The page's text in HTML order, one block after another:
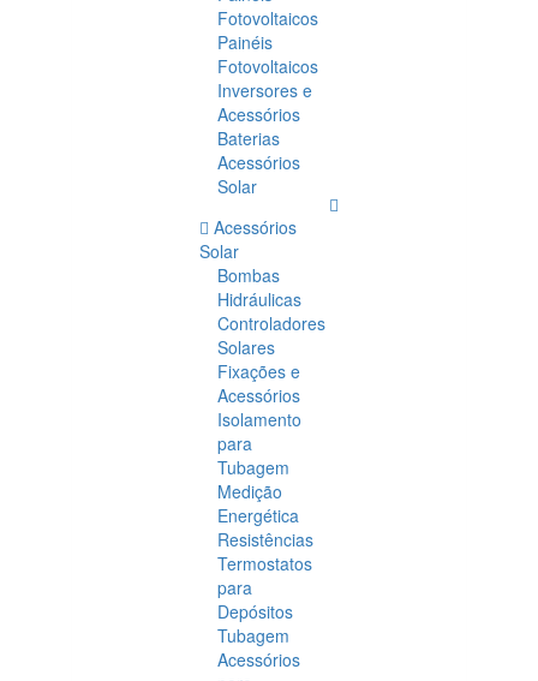
Fotovoltaicos
Painéis
Fotovoltaicos
Inversores e
Acessórios
Baterias
Acessórios
Solar
Acessórios
Solar
Bombas
Hidráulicas
Controladores
Solares
Fixações e
Acessórios
Isolamento
para
Tubagem
Medição
Energética
Resistências
Termostatos
para
Depósitos
Tubagem
Acessórios